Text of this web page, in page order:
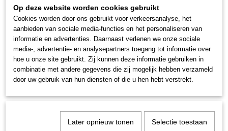
Hiltjo bezorgd uw bestelling binnen enkele dagen op uw
adres in Westerbork met onze eigen bezorgservice.
Op woensdag komen we vanaf 69 euro gratis bezorgen.
adres in Westerbork met onze eigen bezorgservice.
Op woensdag komen we vanaf 69 euro gratis bezorgen.
Op deze website worden cookies gebruikt
Cookies worden door ons gebruikt voor verkeersanalyse, het
aanbieden van sociale media-functies en het personaliseren van
informatie en advertenties. Daarnaast verlenen we onze sociale
media-, advertentie- en analysepartners toegang tot informatie over
hoe u onze site gebruikt. Zij kunnen deze informatie gebruiken in
combinatie met andere gegevens die zij mogelijk hebben verzameld
door uw gebruik van hun diensten of die u hen hebt verstrekt.
Later opnieuw tonen Selectie toestaan